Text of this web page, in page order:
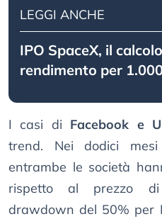
LEGGI ANCHE
IPO SpaceX, il
rendimento per
I casi di Facebook e
trend. Nei dodici
entrambe le società
rispetto al prezzo
drawdown del 50% per